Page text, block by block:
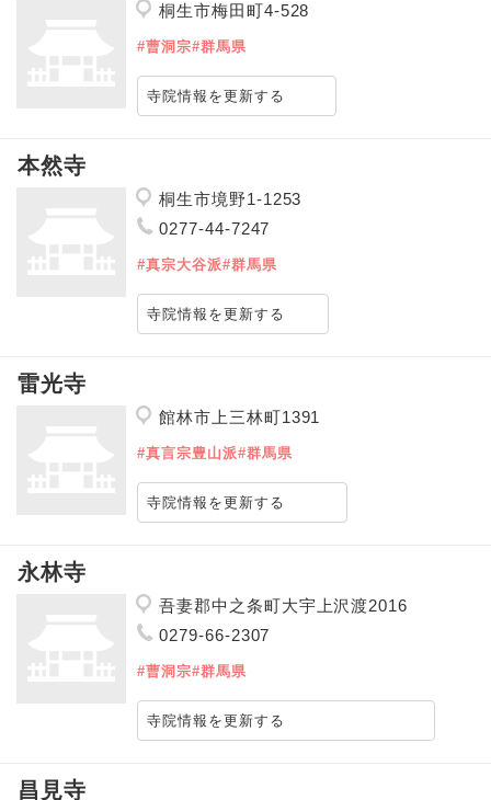
桐生市梅田町4-528
#曹洞宗#群馬県
寺院情報を更新する
本然寺
桐生市境野1-1253
0277-44-7247
#真宗大谷派#群馬県
寺院情報を更新する
雷光寺
館林市上三林町1391
#真言宗豊山派#群馬県
寺院情報を更新する
永林寺
吾妻郡中之条町大宇上沢渡2016
0279-66-2307
#曹洞宗#群馬県
寺院情報を更新する
昌見寺